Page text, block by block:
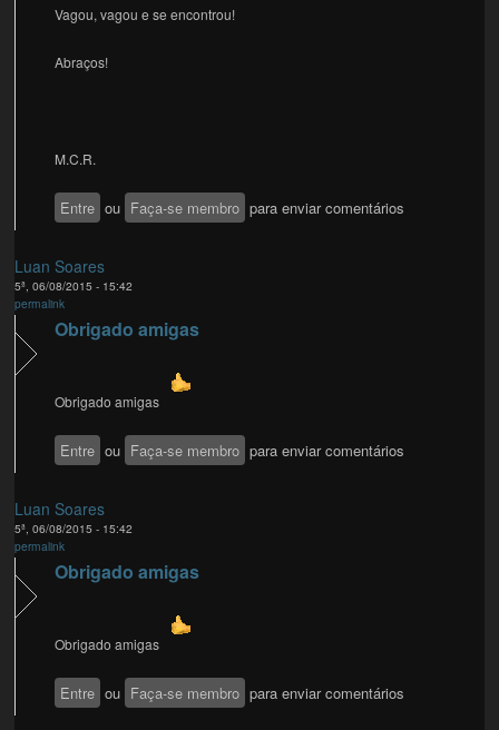
Vagou, vagou e se encontrou!
Abraços!
M.C.R.
Entre ou Faça-se membro para enviar comentários
Luan Soares
5ª, 06/08/2015 - 15:42
permalink
Obrigado amigas
Obrigado amigas
Entre ou Faça-se membro para enviar comentários
Luan Soares
5ª, 06/08/2015 - 15:42
permalink
Obrigado amigas
Obrigado amigas
Entre ou Faça-se membro para enviar comentários